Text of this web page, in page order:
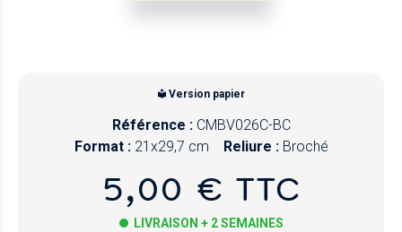
Version papier
Référence : CMBV026C-BC
Format : 21x29,7 cm Reliure : Broché
5,00 € TTC
LIVRAISON + 2 SEMAINES